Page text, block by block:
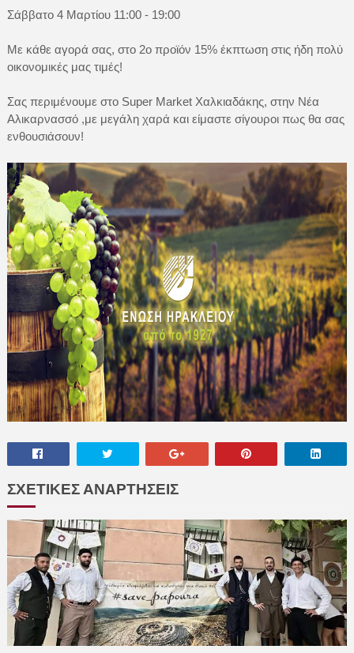
Σάββατο 4 Μαρτίου 11:00 - 19:00
Με κάθε αγορά σας, στο 2ο προϊόν 15% έκπτωση στις ήδη πολύ
οικονομικές μας τιμές!
Σας περιμένουμε στο Super Market Χαλκιαδάκης, στην Νέα
Αλικαρνασσό ,με μεγάλη χαρά και είμαστε σίγουροι πως θα σας
ενθουσιάσουν!
ΣΧΕΤΙΚΕΣ ΑΝΑΡΤΗΣΕΙΣ